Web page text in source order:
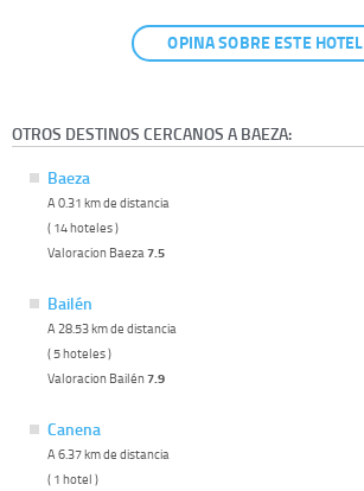
OPINA SOBRE ESTE HOTEL
OTROS DESTINOS CERCANOS A BAEZA:
Baeza
A 0.31 km de distancia
( 14 hoteles )
Valoracion Baeza 7.5
Bailén
A 28.53 km de distancia
( 5 hoteles )
Valoracion Bailén7.9
Canena
A 6.37 km de distancia
( 1 hotel )